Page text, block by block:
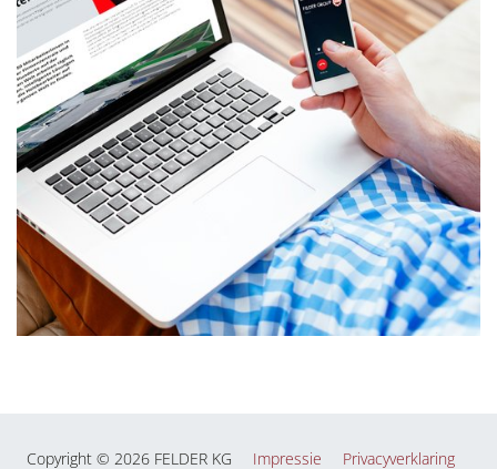
Copyright © 2026 FELDER KG Impressie Privacyverklaring